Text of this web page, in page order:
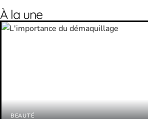
À la une
BEAUTÉ